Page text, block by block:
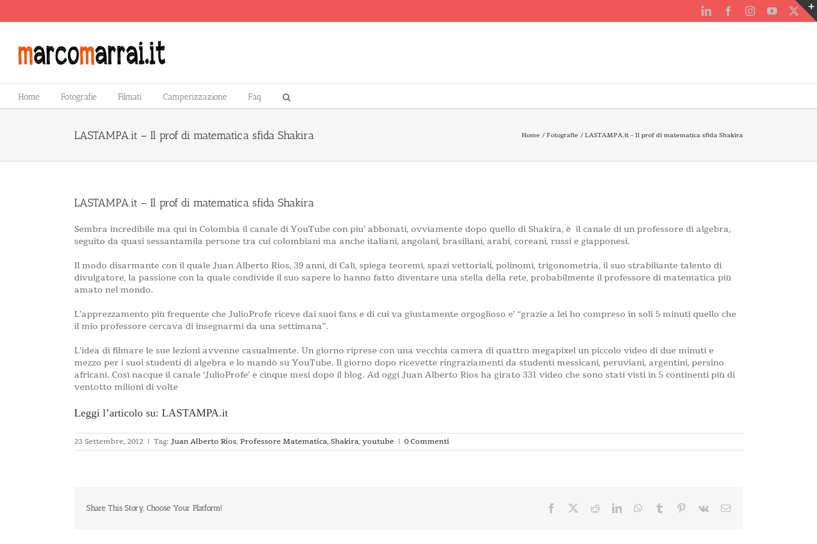
LinkedInFacebookInstagramYouTube
X
Home Fotografie Filmati Camperizzazione Faq
LASTAMPA.it – Il prof di matematica sfida Shakira Home Fotografie LASTAMPA.it – Il prof di matematica sfida Shakira
LASTAMPA.it – Il prof di matematica sfida Shakira
Sembra incredibile ma qui in Colombia il canale di YouTube con piu’ abbonati, ovviamente dopo quello di Shakira, è il canale di un professore di algebra,
seguito da quasi sessantamila persone tra cui colombiani ma anche italiani, angolani, brasiliani, arabi, coreani, russi e giapponesi.
Il modo disarmante con il quale Juan Alberto Rios, 39 anni, di Calì, spiega teoremi, spazi vettoriali, polinomi, trigonometria, il suo strabiliante talento di
divulgatore, la passione con la quale condivide il suo sapere lo hanno fatto diventare una stella della rete, probabilmente il professore di matematica più
amato nel mondo.
L’apprezzamento più frequente che JulioProfe riceve dai suoi fans e di cui va giustamente orgoglioso e’ “grazie a lei ho compreso in soli 5 minuti quello che
il mio professore cercava di insegnarmi da una settimana”.
L’idea di filmare le sue lezioni avvenne casualmente. Un giorno riprese con una vecchia camera di quattro megapixel un piccolo video di due minuti e
mezzo per i suoi studenti di algebra e lo mandò su YouTube. Il giorno dopo ricevette ringraziamenti da studenti messicani, peruviani, argentini, persino
africani. Così nacque il canale ‘JulioProfe’ e cinque mesi dopo il blog. Ad oggi Juan Alberto Rios ha girato 331 video che sono stati visti in 5 continenti più di
ventotto milioni di volte
Leggi l’articolo su: LASTAMPA.it
23 Settembre, 2012 | Tag: Juan Alberto Rios, Professore Matematica, Shakira, youtube | 0 Commenti
Share This Story, Choose Your Platform! Facebook RedditLinkedInWhatsApp
Tumblr Pinterest
Vk Email